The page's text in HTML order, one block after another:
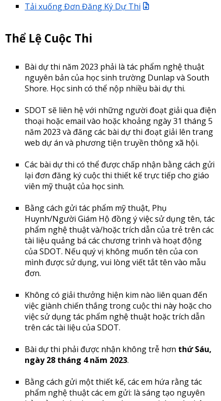
Tải xuống Đơn Đăng Ký Dự Thi
Thể Lệ Cuộc Thi
Bài dự thi năm 2023 phải là tác phẩm nghệ thuật
nguyên bản của học sinh trường Dunlap và South
Shore. Học sinh có thể nộp nhiều bài dự thi.
SDOT sẽ liên hệ với những người đoạt giải qua điện
thoại hoặc email vào hoặc khoảng ngày 31 tháng 5
năm 2023 và đăng các bài dự thi đoạt giải lên trang
web dự án và phương tiện truyền thông xã hội.
Các bài dự thi có thể được chấp nhận bằng cách gửi
lại đơn đăng ký cuộc thi thiết kế trực tiếp cho giáo
viên mỹ thuật của học sinh.
Bằng cách gửi tác phẩm mỹ thuật, Phụ
Huynh/Người Giám Hộ đồng ý việc sử dụng tên, tác
phẩm nghệ thuật và/hoặc trích dẫn của trẻ trên các
tài liệu quảng bá các chương trình và hoạt động
của SDOT. Nếu quý vị không muốn tên của con
mình được sử dụng, vui lòng viết tắt tên vào mẫu
đơn.
Không có giải thưởng hiện kim nào liên quan đến
việc giành chiến thắng trong cuộc thi này hoặc cho
việc sử dụng tác phẩm nghệ thuật hoặc trích dẫn
trên các tài liệu của SDOT.
Bài dự thi phải được nhận không trễ hơn thứ Sáu,
ngày 28 tháng 4 năm 2023.
Bằng cách gửi một thiết kế, các em hứa rằng tác
phẩm nghệ thuật các em gửi: là sáng tạo nguyên